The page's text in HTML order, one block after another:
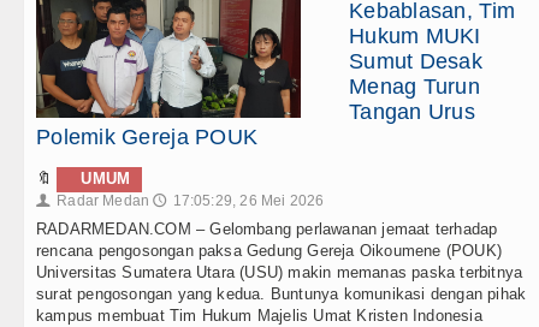
Kebablasan, Tim
Hukum MUKI
Sumut Desak
Menag Turun
Tangan Urus
Polemik Gereja POUK
🔖 UMUM
👤 Radar Medan 🕔 17:05:29, 26 Mei 2026
RADARMEDAN.COM – Gelombang perlawanan jemaat terhadap
rencana pengosongan paksa Gedung Gereja Oikoumene (POUK)
Universitas Sumatera Utara (USU) makin memanas paska terbitnya
surat pengosongan yang kedua. Buntunya komunikasi dengan pihak
kampus membuat Tim Hukum Majelis Umat Kristen Indonesia